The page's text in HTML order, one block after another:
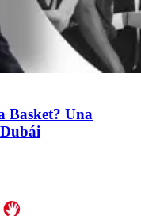
Basket? Una